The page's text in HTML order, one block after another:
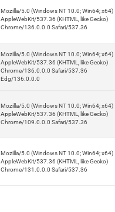
Mozilla/5.0 (Windows NT 10.0; Win64; x64)
AppleWebKit/537.36 (KHTML, like Gecko)
Chrome/136.0.0.0 Safari/537.36
Mozilla/5.0 (Windows NT 10.0; Win64; x64)
AppleWebKit/537.36 (KHTML, like Gecko)
Chrome/136.0.0.0 Safari/537.36
Edg/136.0.0.0
Mozilla/5.0 (Windows NT 10.0; Win64; x64)
AppleWebKit/537.36 (KHTML, like Gecko)
Chrome/109.0.0.0 Safari/537.36
Mozilla/5.0 (Windows NT 10.0; Win64; x64)
AppleWebKit/537.36 (KHTML, like Gecko)
Chrome/131.0.0.0 Safari/537.36